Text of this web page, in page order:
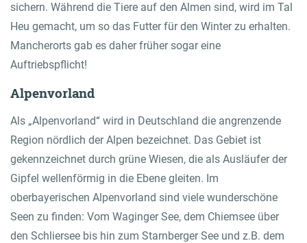
sichern. Während die Tiere auf den Almen sind, wird im Tal
Heu gemacht, um so das Futter für den Winter zu erhalten.
Mancherorts gab es daher früher sogar eine
Auftriebspflicht!
Alpenvorland
Als „Alpenvorland“ wird in Deutschland die angrenzende
Region nördlich der Alpen bezeichnet. Das Gebiet ist
gekennzeichnet durch grüne Wiesen, die als Ausläufer der
Gipfel wellenförmig in die Ebene gleiten. Im
oberbayerischen Alpenvorland sind viele wunderschöne
Seen zu finden: Vom Waginger See, dem Chiemsee über
den Schliersee bis hin zum Starnberger See und z.B. dem